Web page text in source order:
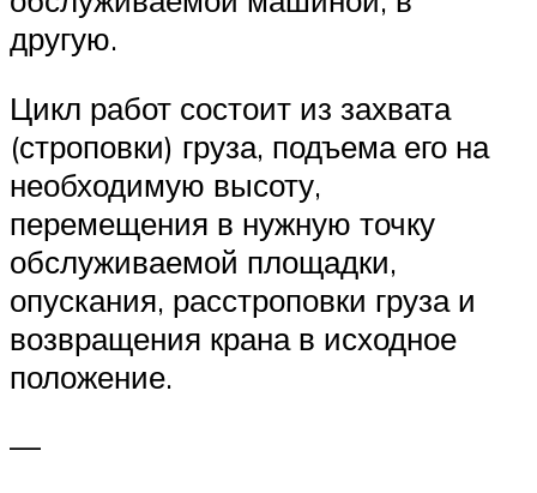
другую.
Цикл работ состоит из захвата
(строповки) груза, подъема его на
необходимую высоту,
перемещения в нужную точку
обслуживаемой площадки,
опускания, расстроповки груза и
возвращения крана в исходное
положение.
—